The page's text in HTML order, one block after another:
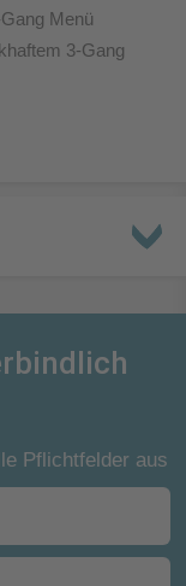
Menü
3-Gang
Pflichtfelder aus